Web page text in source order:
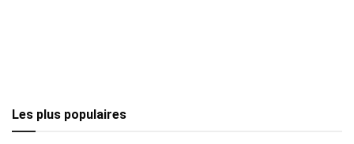
Les plus populaires